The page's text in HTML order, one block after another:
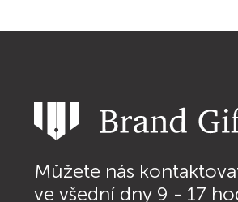
Můžete nás
ve všední dny 9 - 17